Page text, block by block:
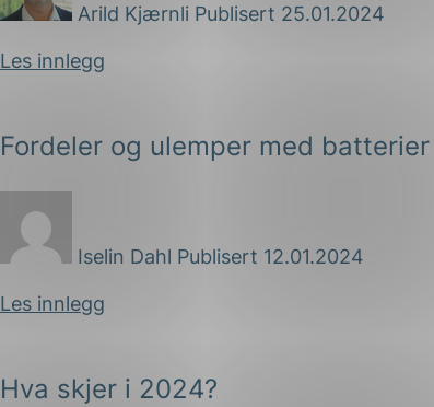
Arild Kjærnli Publisert 25.01.2024
Les innlegg
Fordeler og ulemper med
Iselin Dahl Publisert 12.01.2024
Les innlegg
Hva skjer i 2024?